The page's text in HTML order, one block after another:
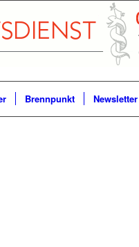
Brennpunkt Newsletter